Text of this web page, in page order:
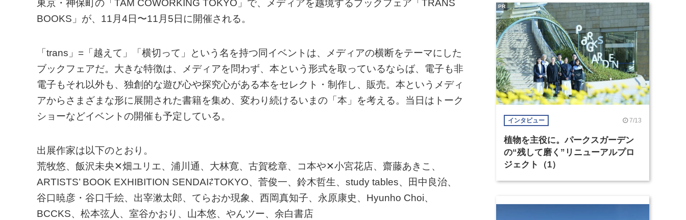
東京・神保町の「TAM COWORKING TOKYO」で、メディアを越境するブックフェア「TRANS
BOOKS」が、11月4日〜11月5日に開催される。
「trans」=「越えて」「横切って」という名を持つ同イベントは、メディアの横断をテーマにした
ブックフェアだ。大きな特徴は、メディアを問わず、本という形式を取っているならば、電子も非
電子もそれ以外も、独創的な遊び心や探究心がある本をセレクト・制作し、販売。本というメディ
アからさまざまな形に展開された書籍を集め、変わり続けるいまの「本」を考える。当日はトーク
ショーなどイベントの開催も予定している。
出展作家は以下のとおり。
荒牧悠、飯沢未央✕畑ユリエ、浦川通、大林寛、古賀稔章、コ本や✕小宮花店、齋藤あきこ、
ARTISTS’ BOOK EXHIBITION SENDAI⇄TOKYO、菅俊一、鈴木哲生、study tables、田中良治、
谷口暁彦・谷口千絵、出宰漱太郎、てらおか現象、西岡真知子、永原康史、Hyunho Choi、
BCCKS、松本弦人、室谷かおり、山本悠、やんツー、余白書店
インタビュー 7/13
植物を主役に。パークスガーデン
の“残して磨く”リニューアルプロ
ジェクト（1）
PR